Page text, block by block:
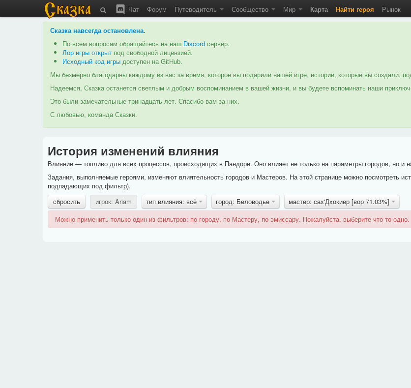
Чат Форум Путеводитель Сообщество Мир Карта Найти героя Рынок
Сказка навсегда остановлена.
По всем вопросам обращайтесь на наш Discord сервер.
Лор игры открыт под свободной лицензией.
Исходный код игры доступен на GitHub.
Мы безмерно благодарны каждому из вас за время, которое вы подарили нашей игре, истории, которые вы создали,
Надеемся, Сказка останется светлым и добрым воспоминанием в вашей жизни, и вы будете вспоминать наши
Это были замечательные тринадцать лет. Спасибо вам за них.
С любовью, команда Сказки.
История изменений влияния
Влияние — топливо для всех процессов, происходящих в Пандоре. Оно влияет не только на параметры городов, но и
Задания, выполняемые героями, изменяют влиятельность городов и Мастеров. На этой странице можно посмотреть
подпадающих под фильтр).
сбросить
игрок: Ariam тип влияния: всё город: Беловодье
мастер: сах'Дхокиер [вор 71.03%]
Можно применить только один из фильтров: по городу, по Мастеру, по эмиссару. Пожалуйста, выберите что-то одно.